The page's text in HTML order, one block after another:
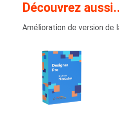
Découvrez
Amélioration de version de